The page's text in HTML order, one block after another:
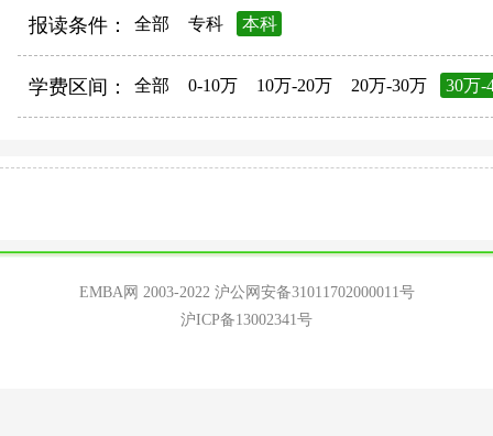
报读条件： 全部 专科 本科
学费区间： 全部 0-10万 10万-20万 20万-30万 30万-
EMBA网 2003-2022 沪公网安备31011702000011号
沪ICP备13002341号